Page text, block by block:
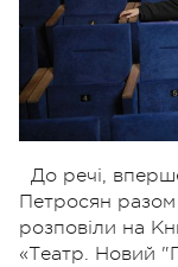
До речі,
Петросян
розповіли на
«Театр. Новий